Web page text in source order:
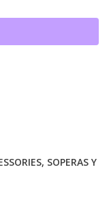
, SOPERAS Y